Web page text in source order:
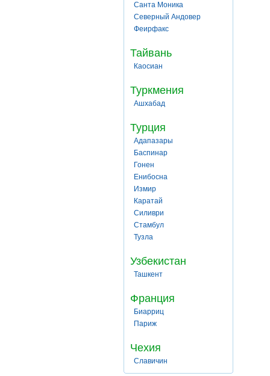
Санта Моника
Северный Андовер
Феирфакс
Тайвань
Каосиан
Туркмения
Ашхабад
Турция
Адапазары
Баспинар
Гонен
Енибосна
Измир
Каратай
Силиври
Стамбул
Тузла
Узбекистан
Ташкент
Франция
Биарриц
Париж
Чехия
Славичин